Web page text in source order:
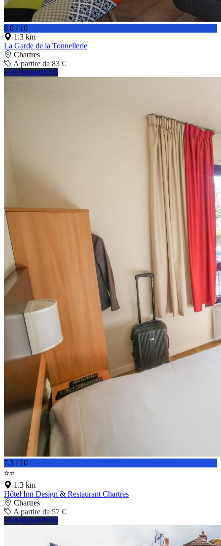
8.8 / 10
1.3 km
La Garde de la Tonnellerie
Chartres
A partire da 83 €
Vedi disponibilità
7.3 / 10
⭐⭐
1.3 km
Hôtel Inn Design & Restaurant Chartres
Chartres
A partire da 57 €
Vedi disponibilità